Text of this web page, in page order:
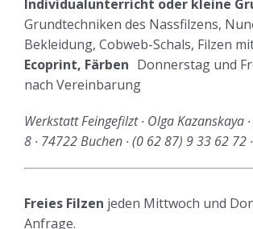
Individualunterricht oder kleine
Grundtechniken des Nassfilzens,
Bekleidung, Cobweb-Schals, Filzen
Ecoprint, Färben Donnerstag und
nach Vereinbarung
Werkstatt Feingefilzt ∙ Olga Kazanskaya
8 ∙ 74722 Buchen ∙ (0 62 87) 9 33 62 72 ∙
Freies Filzen jeden Mittwoch und
Anfrage.